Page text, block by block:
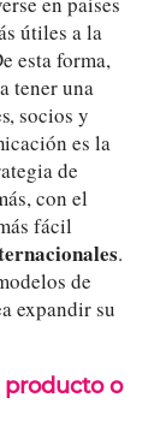
útiles a la
esta forma,
tener una
socios y
es la
de
con el
fácil
.
de
expandir su
producto o